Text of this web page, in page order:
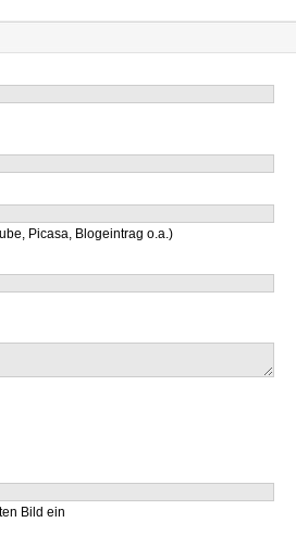
Picasa, Blogeintrag o.a.)
Bild ein